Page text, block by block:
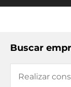
Buscar